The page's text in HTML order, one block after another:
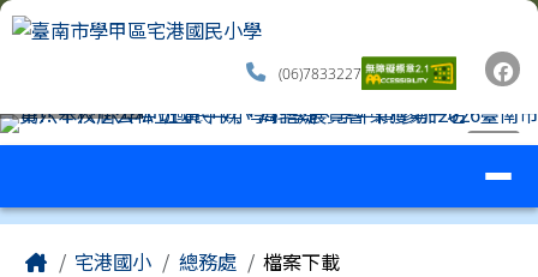
跳至主內容區
臺南市學甲區宅港國民小學
(06)7833227
工具列
Home宅港國小 總務處 檔案下載